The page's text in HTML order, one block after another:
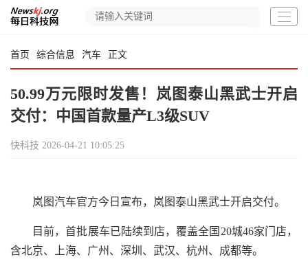
首页 综合信息 汽车 正文
50.99万元限时发售！岚图泰山黑武士开启
交付：中国首款量产L3级SUV
快科技 2026-04-21 10:05:25
岚图汽车官方今日宣布，岚图泰山黑武士开启交付。
目前，首批展车已陆续到店，覆盖全国20城46家门店，
含北京、上海、广州、深圳、武汉、杭州、成都等。